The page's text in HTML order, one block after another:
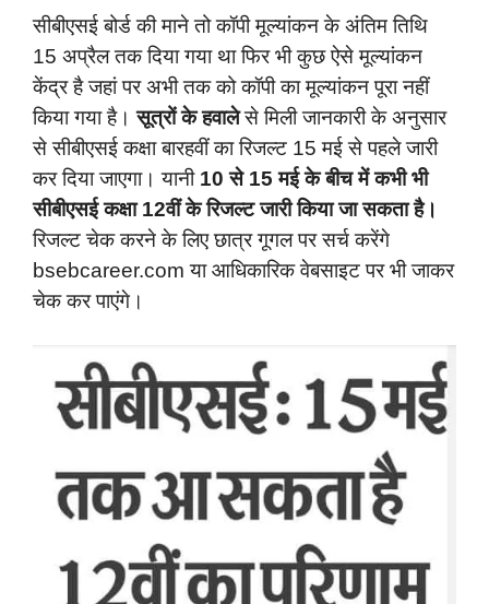
सीबीएसई बोर्ड की माने तो कॉपी मूल्यांकन के अंतिम तिथि
15 अप्रैल तक दिया गया था फिर भी कुछ ऐसे मूल्यांकन
केंद्र है जहां पर अभी तक को कॉपी का मूल्यांकन पूरा नहीं
किया गया है।सूत्रों के हवालेसे मिली जानकारी के अनुसार
से सीबीएसई कक्षा बारहवीं का रिजल्ट 15 मई से पहले जारी
कर दिया जाएगा। यानी 10 से 15 मई के बीच में कभी भी
सीबीएसई कक्षा 12वीं के रिजल्ट जारी किया जा सकता है।
रिजल्ट चेक करने के लिए छात्र गूगल पर सर्च करेंगे
bsebcareer.com या आधिकारिक वेबसाइट पर भी जाकर
चेक कर पाएंगे।